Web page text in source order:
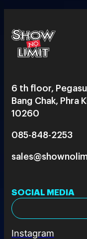
6 th floor,
Bang Chak, Phra
10260
085-848-2253
SOCIAL MEDIA
Instagram